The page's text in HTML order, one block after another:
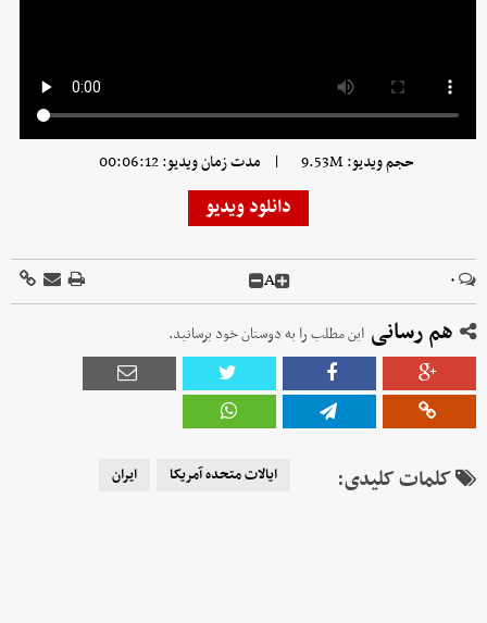
حجم ویدیو: 9.53M | مدت زمان ویدیو: 00:06:12
دانلود ویدیو
۰ A
هم رسانی این مطلب را به دوستان خود برسانید.
کلمات کلیدی: ایالات متحده آمریکا ایران